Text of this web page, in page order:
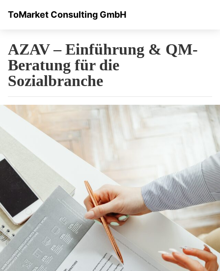
ToMarket Consulting GmbH
AZAV – Einführung & QM-
Beratung für die
Sozialbranche